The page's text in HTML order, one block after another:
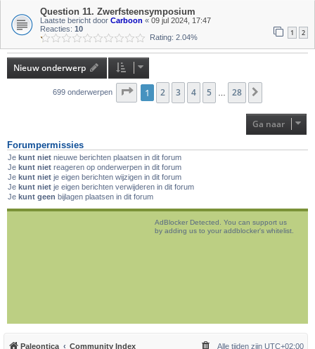
Question 11. Zwerfsteensymposium
Laatste bericht door Carboon « 09 jul 2024, 17:47
Reacties: 10 1 2
Rating: 2.04%
Nieuw onderwerp
699 onderwerpen Pagina1 van 28
1 2 3 4 5 28
Ga naar
Forumpermissies
Je kunt niet nieuwe berichten plaatsen in dit forum
Je kunt niet reageren op onderwerpen in dit forum
Je kunt niet je eigen berichten wijzigen in dit forum
Je kunt niet je eigen berichten verwijderen in dit forum
Je kunt geen bijlagen plaatsen in dit forum
AdBlocker Detected. You can support us
by adding us to your addblocker's whitelist.
Paleontica Community Index Alle tijden zijn UTC+02:00